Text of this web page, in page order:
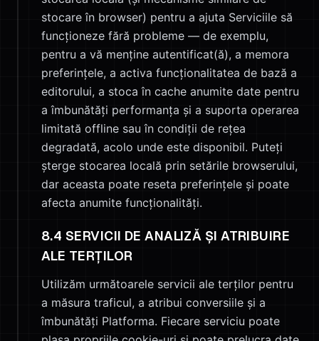
stocare în browser) pentru a ajuta Serviciile să
funcționeze fără probleme — de exemplu,
pentru a vă menține autentificat(ă), a memora
preferințele, a activa funcționalitatea de bază a
editorului, a stoca în cache anumite date pentru
a îmbunătăți performanța și a suporta operarea
limitată offline sau în condiții de rețea
degradată, acolo unde este disponibil. Puteți
șterge stocarea locală prin setările browserului,
dar aceasta poate reseta preferințele și poate
afecta anumite funcționalități.
8.4 SERVICII DE ANALIZĂ ȘI ATRIBUIRE
ALE TERȚILOR
Utilizăm următoarele servicii ale terților pentru
a măsura traficul, a atribui conversiile și a
îmbunătăți Platforma. Fiecare serviciu poate